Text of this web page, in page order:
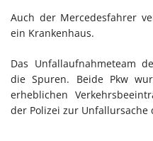
Auch der Mercedesfahrer
ein Krankenhaus.
Das Unfallaufnahmeteam
die Spuren. Beide Pkw
erheblichen
der Polizei zur Unfallursache